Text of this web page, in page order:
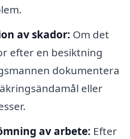
av skador: Om det
efter en besiktning
dokumentera
eller
av arbete: Efter